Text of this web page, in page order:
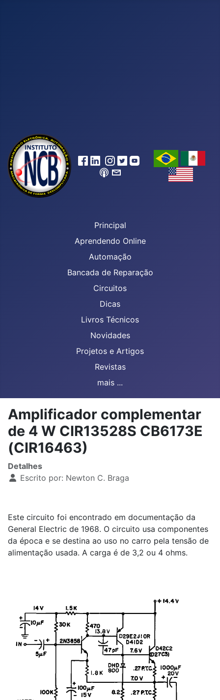
Principal
Aprendendo Online
Automação
Bancada de Reparação
Circuitos
Dicas
Livros Técnicos
Novidades
Projetos e Artigos
Revistas
mais ...
Amplificador complementar
de 4 W CIR13528S CB6173E
(CIR16463)
Detalhes
Escrito por: Newton C. Braga
Este circuito foi encontrado em documentação da
General Electric de 1968. O circuito usa componentes
da época e se destina ao uso no carro pela tensão de
alimentação usada. A carga é de 3,2 ou 4 ohms.